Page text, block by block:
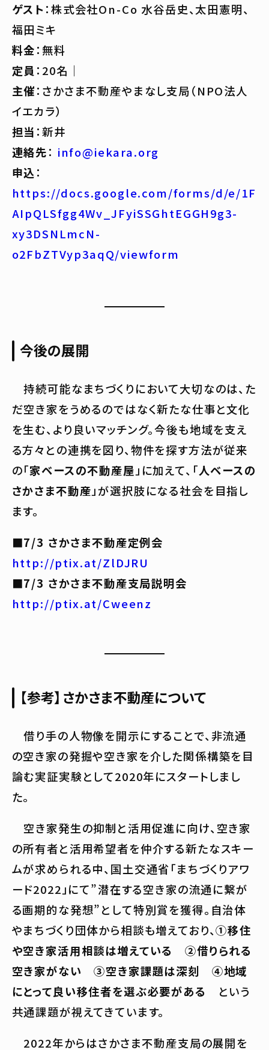
ゲスト：株式会社On-Co 水谷岳史、太田憲明、
福田ミキ
料金：無料
定員 ：20名｜
主催：さかさま不動産やまなし支局（NPO法人
イエカラ）
担当 ：新井
連絡先： info@iekara.org
申込：
https://docs.google.com/forms/d/e/1F
AIpQLSfgg4Wv_JFyiSSGhtEGGH9g3-
xy3DSNLmcN-
o2FbZTVyp3aqQ/viewform
今後の展開
持続可能なまちづくりにおいて大切なのは、た
だ空き家をうめるのではなく新たな仕事と文化
を生む、より良いマッチング。今後も地域を支え
る方々との連携を図り、物件を探す方法が従来
の「家ベースの不動産屋 」に加えて、「人ベースの
さかさま不動産 」が選択肢になる社会を目指し
ます。
■7/3 さかさま不動産定例会
http://ptix.at/ZlDJRU
■7/3 さかさま不動産支局説明会
http://ptix.at/Cweenz
【参考】さかさま不動産について
借り手の人物像を開示にすることで、非流通
の空き家の発掘や空き家を介した関係構築を目
論む実証実験として2020年にスタートしまし
た。
空き家発生の抑制と活用促進に向け、空き家
の所有者と活用希望者を仲介する新たなスキー
ムが求められる中、国土交通省「まちづくりアワ
ード2022」にて”潜在する空き家の流通に繋が
る画期的な発想”として特別賞を獲得。自治体
やまちづくり団体から相談も増えており、①移住
や空き家活用相談は増えている ②借りられる
空き家がない ③空き家課題は深刻 ④地域
にとって良い移住者を選ぶ必要がある
という
共通課題が視えてきています。
2022年からはさかさま不動産支局の展開を